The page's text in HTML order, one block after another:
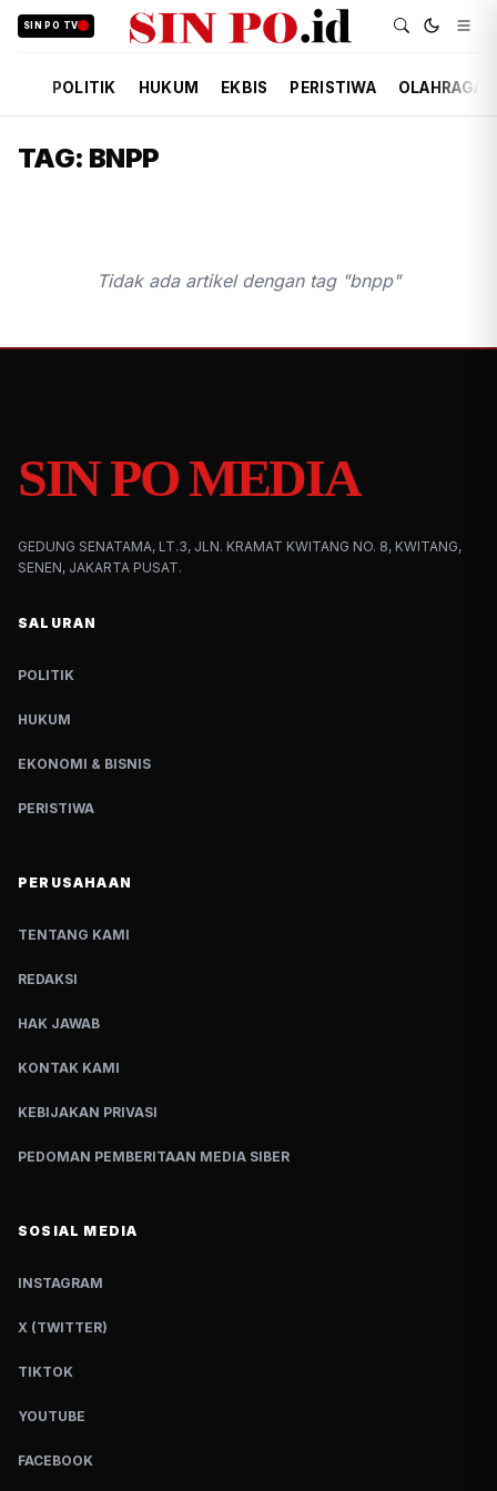
SIN PO TV
POLITIK HUKUM EKBIS PERISTIWA OLAHRAGA
TAG: BNPP
Tidak ada artikel dengan tag "bnpp"
SIN PO MEDIA
GEDUNG SENATAMA, LT.3, JLN. KRAMAT KWITANG NO. 8, KWITANG,
SENEN, JAKARTA PUSAT.
SALURAN
POLITIK
HUKUM
EKONOMI & BISNIS
PERISTIWA
PERUSAHAAN
TENTANG KAMI
REDAKSI
HAK JAWAB
KONTAK KAMI
KEBIJAKAN PRIVASI
PEDOMAN PEMBERITAAN MEDIA SIBER
SOSIAL MEDIA
INSTAGRAM
X (TWITTER)
TIKTOK
YOUTUBE
FACEBOOK